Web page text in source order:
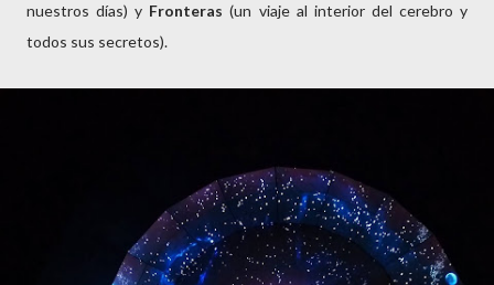
nuestros días) y Fronteras (un viaje al interior del cerebro y
todos sus secretos).